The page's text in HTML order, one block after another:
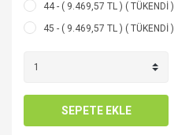
44 - ( 9.469,57 TL ) ( TÜKENDİ )
45 - ( 9.469,57 TL ) ( TÜKENDİ )
SEPETE EKLE